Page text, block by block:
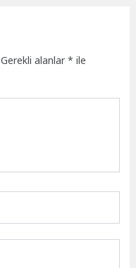
Gerekli alanlar* ile